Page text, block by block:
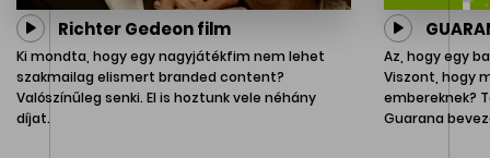
Richter Gedeon film
Ki mondta, hogy egy nagyjátékfim nem lehet
szakmailag elismert branded content?
Valószínűleg senki. El is hoztunk vele néhány
díjat.
Az, hogy egy
Viszont, hogy
embereknek?
Guarana